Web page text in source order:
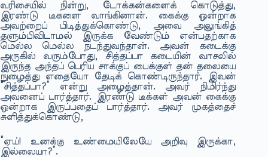
வரிசையில் நின்று, டோக்கன்களைக் கொடுத்து,
இரண்டு டீகளை வாங்கினான். கைக்கு ஒன்றாக
அவற்றைப் பிடித்துக்கொண்டு, அவை அலுங்கித்
தளும்பிவிடாமல் இருக்க வேண்டும் என்பதற்காக
மெல்ல மெல்ல நடந்துவந்தான். அவன் கடைக்கு
அருகில் வரும்போது, சித்தப்பா கடையின் வாசலில்
இருந்த அந்தப் பெரிய சாக்குப் பைக்குள் தன் தலையை
நுழைத்து எதையோ தேடிக் கொண்டிருந்தார். இவன்
“சித்தப்பா?” என்று அழைத்தான். அவர் நிமிர்ந்து
அவனைப் பார்த்தார். இரண்டு டீக்கள் அவன் கைக்கு
ஒன்றாக இருப்பதைப் பார்த்தார். அவர் முகத்தைச்
சுளித்துக்கொண்டு,
“ஏய்! உனக்கு உண்மையிலேயே அறிவு இருக்கா,
இல்லையா?”.